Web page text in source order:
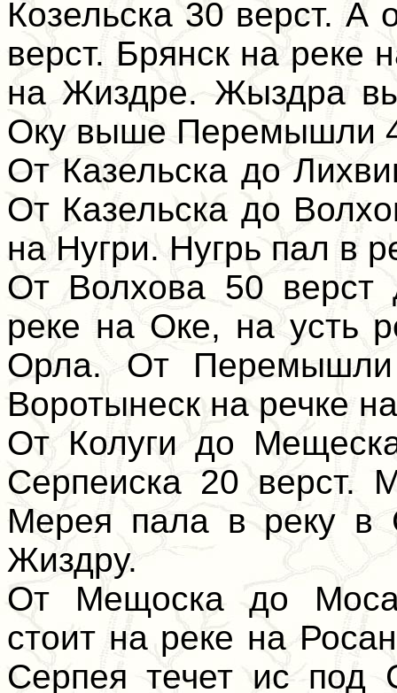
Козельска 30 верст. А
верст. Брянск на реке
на Жиздре. Жыздра
Оку выше Перемышли
От Казельска до
От Казельска до
на Нугри. Нугрь пал в
От Волхова 50
реке на Оке, на усть
Орла. От Перемышли
Воротынеск на речке
От Колуги до
Серпеиска 20 верст.
Мерея пала в реку в
Жиздру.
От Мещоска до
стоит на реке на
Серпея течет ис под